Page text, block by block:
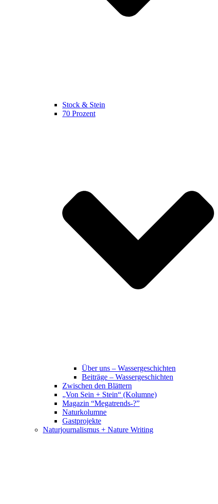
Stock & Stein
70 Prozent
Über uns – Wassergeschichten
Beiträge – Wassergeschichten
Zwischen den Blättern
„Von Sein + Stein“ (Kolumne)
Magazin “Megatrends-?”
Naturkolumne
Gastprojekte
Naturjournalismus + Nature Writing